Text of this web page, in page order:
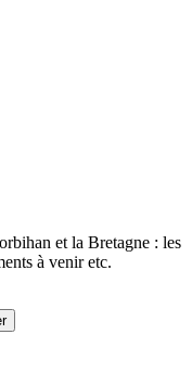
et la Bretagne : les
à venir etc.